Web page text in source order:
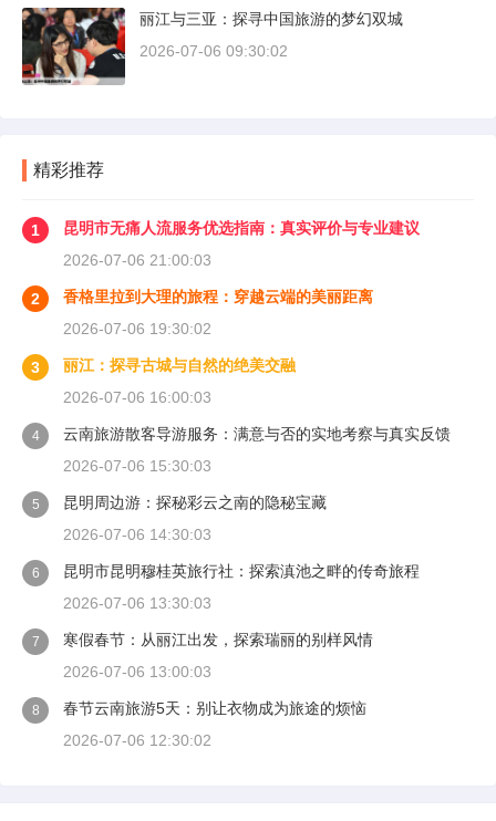
丽江与三亚：探寻中国旅游的梦幻双城
2026-07-06 09:30:02
精彩推荐
1
昆明市无痛人流服务优选指南：真实评价与专业建议
2026-07-06 21:00:03
2
香格里拉到大理的旅程：穿越云端的美丽距离
2026-07-06 19:30:02
3
丽江：探寻古城与自然的绝美交融
2026-07-06 16:00:03
4
云南旅游散客导游服务：满意与否的实地考察与真实反馈
2026-07-06 15:30:03
5
昆明周边游：探秘彩云之南的隐秘宝藏
2026-07-06 14:30:03
6
昆明市昆明穆桂英旅行社：探索滇池之畔的传奇旅程
2026-07-06 13:30:03
7
寒假春节：从丽江出发，探索瑞丽的别样风情
2026-07-06 13:00:03
8
春节云南旅游5天：别让衣物成为旅途的烦恼
2026-07-06 12:30:02